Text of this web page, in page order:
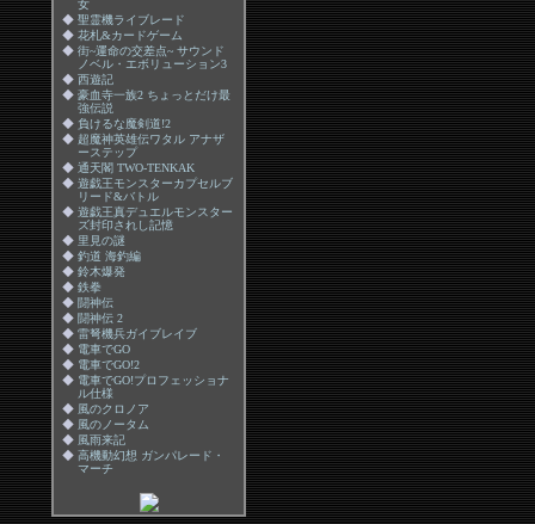
女
◆ 聖霊機ライブレード
◆ 花札&カードゲーム
◆ 街~運命の交差点~ サウンド
ノベル・エボリューション3
◆ 西遊記
◆ 豪血寺一族2 ちょっとだけ最
強伝説
◆ 負けるな魔剣道!2
◆ 超魔神英雄伝ワタル アナザ
ーステップ
◆ 通天閣 TWO-TENKAK
◆ 遊戯王モンスターカプセルブ
リード&バトル
◆ 遊戯王真デュエルモンスター
ズ封印されし記憶
◆ 里見の謎
◆ 釣道 海釣編
◆ 鈴木爆発
◆ 鉄拳
◆ 闘神伝
◆ 闘神伝 2
◆ 雷弩機兵ガイブレイブ
◆ 電車でGO
◆ 電車でGO!2
◆ 電車でGO!プロフェッショナ
ル仕様
◆ 風のクロノア
◆ 風のノータム
◆ 風雨来記
◆ 高機動幻想 ガンパレード・
マーチ